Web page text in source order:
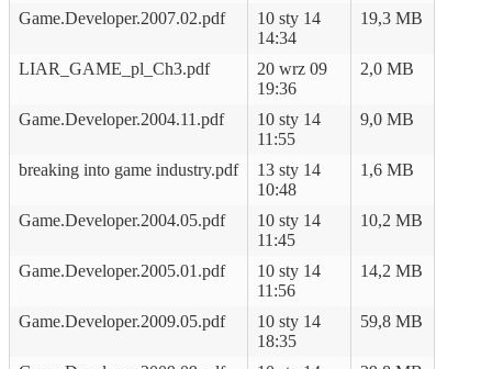
Game.Developer.2007.02.pdf
10 sty 14
14:34
19,3 MB
LIAR_GAME_pl_Ch3.pdf
20 wrz 09
19:36
2,0 MB
Game.Developer.2004.11.pdf
10 sty 14
11:55
9,0 MB
breaking into game industry.pdf
13 sty 14
10:48
1,6 MB
Game.Developer.2004.05.pdf
10 sty 14
11:45
10,2 MB
Game.Developer.2005.01.pdf
10 sty 14
11:56
14,2 MB
Game.Developer.2009.05.pdf
10 sty 14
18:35
59,8 MB